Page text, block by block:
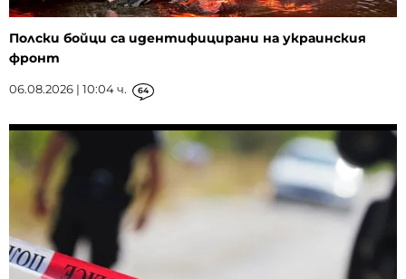
Полски бойци са идентифицирани на украинския
фронт
06.08.2026 | 10:04 ч. 64